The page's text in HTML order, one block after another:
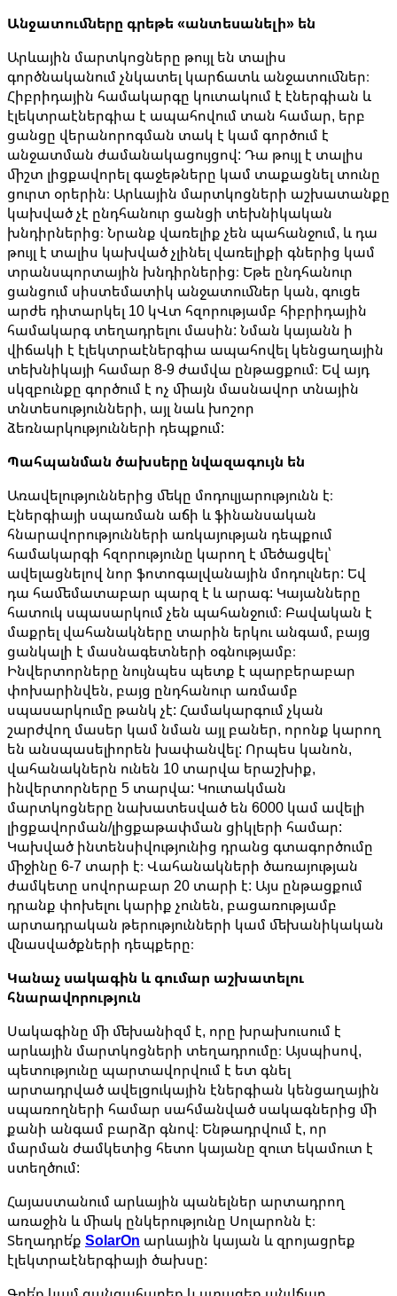
Անջատումները գրեթե «անտեսանելի» են
Արևային մարտկոցները թույլ են տալիս
գործնականում չնկատել կարճատև անջատումներ։
Հիբրիդային համակարգը կուտակում է էներգիան և
էլեկտրաէներգիա է ապահովում տան համար, երբ
ցանցը վերանորոգման տակ է կամ գործում է
անջատման ժամանակացույցով: Դա թույլ է տալիս
միշտ լիցքավորել գաջեթները կամ տաքացնել տունը
ցուրտ օրերին։ Արևային մարտկոցների աշխատանքը
կախված չէ ընդհանուր ցանցի տեխնիկական
խնդիրներից։ Նրանք վառելիք չեն պահանջում, և դա
թույլ է տալիս կախված չլինել վառելիքի գներից կամ
տրանսպորտային խնդիրներից։ Եթե ​​ընդհանուր
ցանցում սիստեմատիկ անջատումներ կան, գուցե
արժե դիտարկել 10 կՎտ հզորությամբ հիբրիդային
համակարգ տեղադրելու մասին: Նման կայանն ի
վիճակի է էլեկտրաէներգիա ապահովել կենցաղային
տեխնիկայի համար 8-9 ժամվա ընթացքում։ Եվ այդ
սկզբունքը գործում է ոչ միայն մասնավոր տնային
տնտեսությունների, այլ նաև խոշոր
ձեռնարկությունների դեպքում:
Պահպանման ծախսերը նվազագույն են
Առավելություններից մեկը մոդուլյարությունն է։
Էներգիայի սպառման աճի և ֆինանսական
հնարավորությունների առկայության դեպքում
համակարգի հզորությունը կարող է մեծացվել՝
ավելացնելով նոր ֆոտոգալվանային մոդուլներ: Եվ
դա համեմատաբար պարզ է և արագ: Կայանները
հատուկ սպասարկում չեն պահանջում։ Բավական է
մաքրել վահանակները տարին երկու անգամ, բայց
ցանկալի է մասնագետների օգնությամբ։
Ինվերտորները նույնպես պետք է պարբերաբար
փոխարինվեն, բայց ընդհանուր առմամբ
սպասարկումը թանկ չէ: Համակարգում չկան
շարժվող մասեր կամ նման այլ բաներ, որոնք կարող
են անսպասելիորեն խափանվել: Որպես կանոն,
վահանակներն ունեն 10 տարվա երաշխիք,
ինվերտորները 5 տարվա: Կուտակման
մարտկոցները նախատեսված են 6000 կամ ավելի
լիցքավորման/լիցքաթափման ցիկլերի համար:
Կախված ինտենսիվությունից դրանց գտագործումը
միջինը 6-7 տարի է։ Վահանակների ծառայության
ժամկետը սովորաբար 20 տարի է: Այս ընթացքում
դրանք փոխելու կարիք չունեն, բացառությամբ
արտադրական թերությունների կամ մեխանիկական
վնասվածքների դեպքերը։
Կանաչ սակագին և գումար աշխատելու
հնարավորություն
Սակագինը մի մեխանիզմ է, որը խրախուսում է
արևային մարտկոցների տեղադրումը։ Այսպիսով,
պետությունը պարտավորվում է ետ գնել
արտադրված ավելցուկային էներգիան կենցաղային
սպառողների համար սահմանված սակագներից մի
քանի անգամ բարձր գնով։ Ենթադրվում է, որ
մարման ժամկետից հետո կայանը զուտ եկամուտ է
ստեղծում:
Հայաստանում արևային պանելներ արտադրող
առաջին և միակ ընկերությունը Սոլարոնն է։
Տեղադրե՛ք SolarOn արևային կայան և զրոյացրեք
էլեկտրաէներգիայի ծախսը: